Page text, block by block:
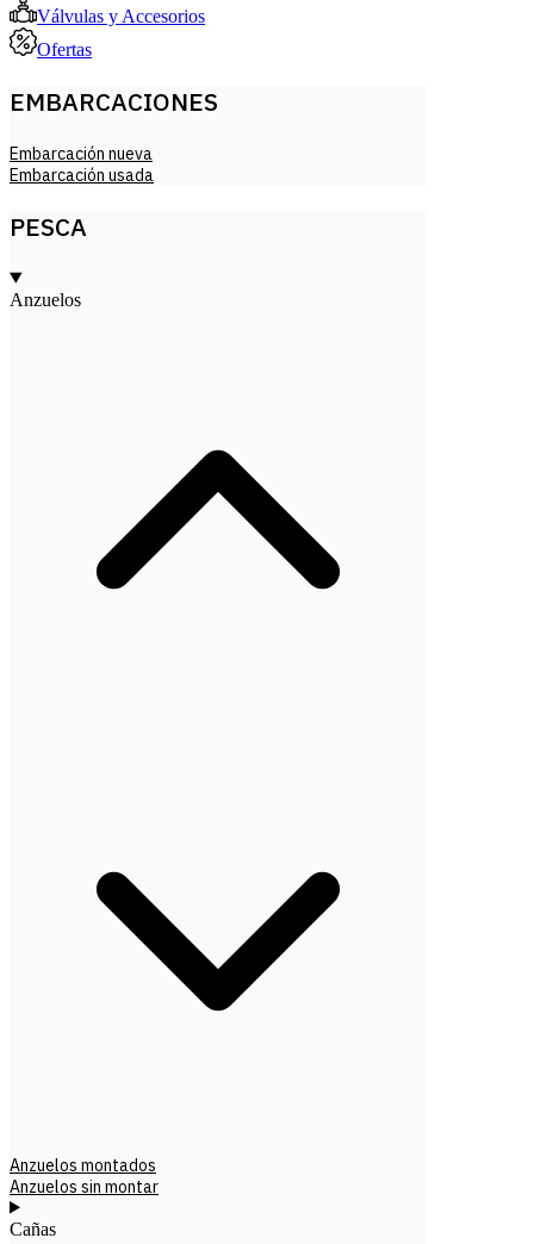
Válvulas y Accesorios
Ofertas
EMBARCACIONES
Embarcación nueva
Embarcación usada
PESCA
Anzuelos
Anzuelos montados
Anzuelos sin montar
Cañas